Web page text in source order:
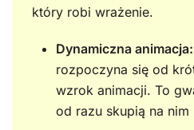
który robi wrażenie.
Dynamiczna animacja:
rozpoczyna się od
wzrok animacji. To
od razu skupią na nim